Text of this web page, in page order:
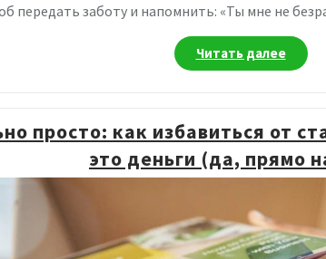
передать заботу и напомнить: «Ты мне не
Читать далее«Когда
сердце
как
просто: как избавиться от
это деньги (да, прямо